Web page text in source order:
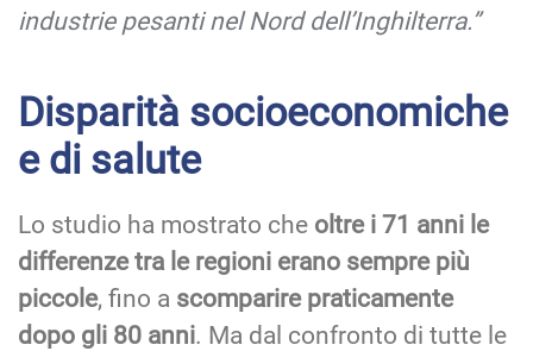
industrie pesanti nel Nord dell’Inghilterra.”
Disparità socioeconomiche
e di salute
Lo studio ha mostrato che oltre i 71 anni le
differenze tra le regioni erano sempre più
piccole, fino a scomparire praticamente
dopo gli 80 anni. Ma dal confronto di tutte le